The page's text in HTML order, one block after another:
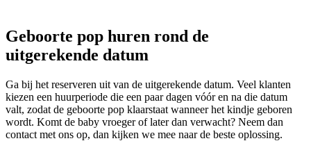
Geboorte pop huren rond de
uitgerekende datum
Ga bij het reserveren uit van de uitgerekende datum. Veel klanten
kiezen een huurperiode die een paar dagen vóór en na die datum
valt, zodat de geboorte pop klaarstaat wanneer het kindje geboren
wordt. Komt de baby vroeger of later dan verwacht? Neem dan
contact met ons op, dan kijken we mee naar de beste oplossing.